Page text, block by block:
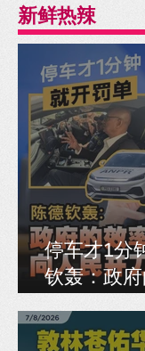
新鲜热辣
停车才1分
钦轰：政府